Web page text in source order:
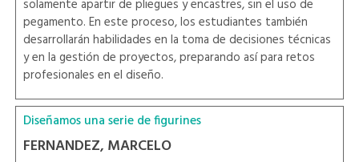
solamente apartir de pliegues y encastres, sin el uso de
pegamento. En este proceso, los estudiantes también
desarrollarán habilidades en la toma de decisiones técnicas
y en la gestión de proyectos, preparando así para retos
profesionales en el diseño.
Diseñamos una serie de figurines
FERNANDEZ, MARCELO